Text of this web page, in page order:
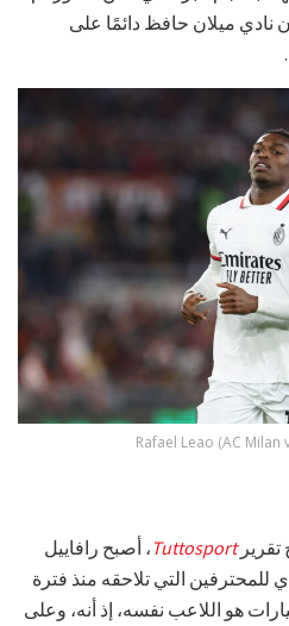
نادي ميلان حافظ دائمًا على
Rafael Leao (AC Milan
تقريرTuttosport ، أصبح رافاييل
للمحترفين التي تلاحقه منذ فترة
هو اللاعب نفسه، إذ أنه، وعلى